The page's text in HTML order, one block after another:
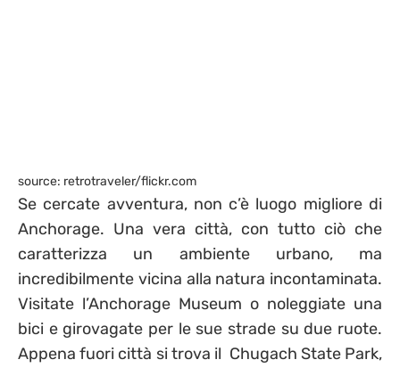
source: retrotraveler/flickr.com
Se cercate avventura, non c’è luogo migliore di
Anchorage. Una vera città, con tutto ciò che
caratterizza un ambiente urbano, ma
incredibilmente vicina alla natura incontaminata.
Visitate l’Anchorage Museum o noleggiate una
bici e girovagate per le sue strade su due ruote.
Appena fuori città si trova il Chugach State Park,